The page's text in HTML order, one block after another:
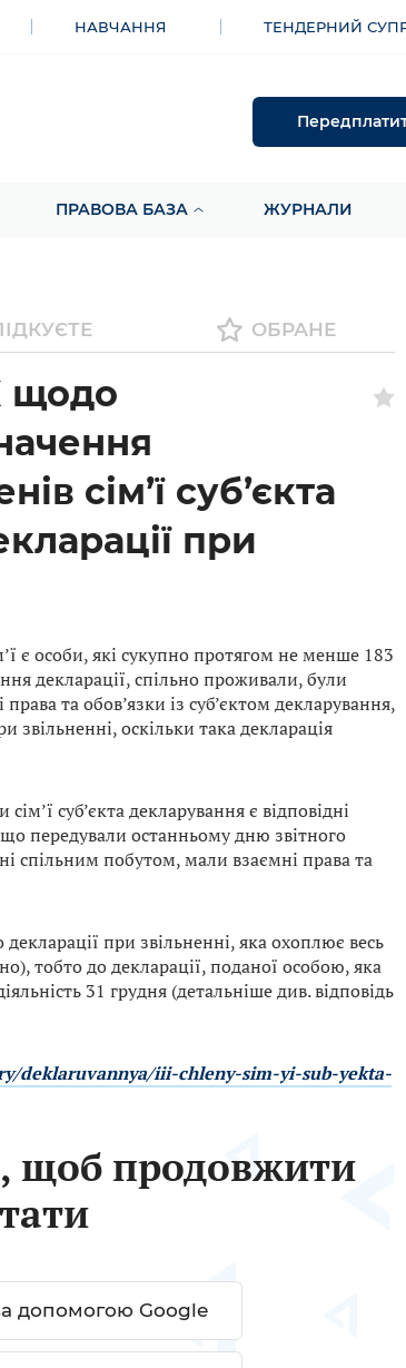
НАВЧАННЯ ТЕНДЕРНИЙ
ПРАВОВА БАЗА ЖУРНАЛИ
ОБРАНЕ
щодо
сім’ї суб’єкта
при
є особи, які сукупно протягом не менше 183
декларації, спільно проживали, були
та обов’язки із суб’єктом декларування,
звільненні, оскільки така декларація
суб’єкта декларування є відповідні
передували останньому дню звітного
спільним побутом, мали взаємні права та
при звільненні, яка охоплює весь
тобто до декларації, поданої особою, яка
31 грудня (детальніше див. відповідь
deklaruvannya/iii-chleny-sim-yi-sub-yekta-
щоб продовжити
допомогою Google